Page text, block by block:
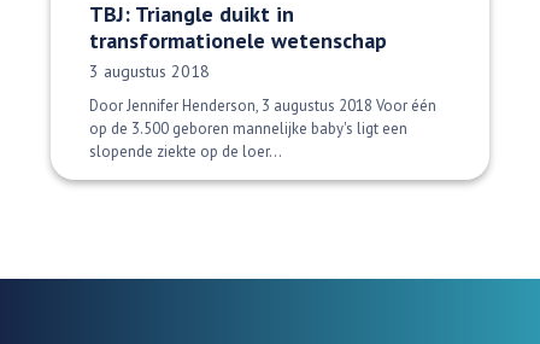
TBJ: Triangle duikt in
transformationele wetenschap
Datum gepubliceerd:
3 augustus 2018
Door Jennifer Henderson, 3 augustus 2018 Voor één
op de 3.500 geboren mannelijke baby's ligt een
slopende ziekte op de loer...